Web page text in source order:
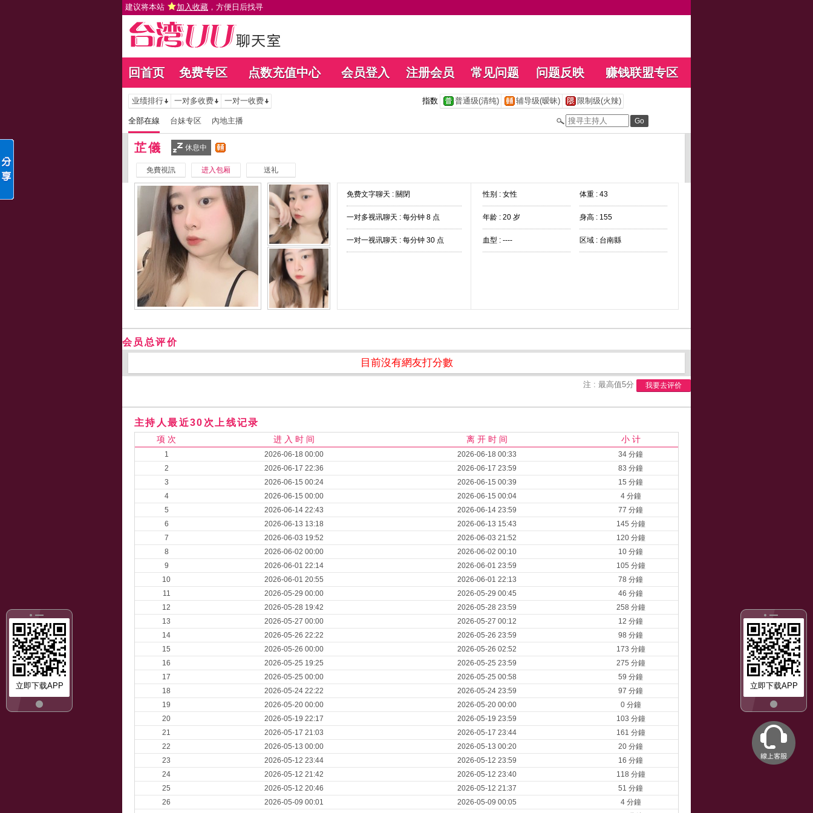
建议将本站 加入收藏 ，方便日后找寻
回首页 免费专区 点数充值中心 会员登入 注册会员 常见问题 问题反映 赚钱联盟专区
立即下载APP
立即下载APP
业绩排行 一对多收费 一对一收费 指数 普通级(清纯) 辅导级(暧昧) 限制级(火辣)
全部在線 台妹专区 內地主播
芷儀 休息中
免費視訊 进入包厢 送礼
免费文字聊天 : 關閉
一对多视讯聊天 : 每分钟 8 点
一对一视讯聊天 : 每分钟 30 点
性别 : 女性 体重 : 43
年龄 : 20 岁 身高 : 155
血型 : ---- 区域 : 台南縣
会员总评价
目前沒有網友打分數
注 : 最高值5分 我要去评价
主持人最近30次上线记录
项 次 进 入 时 间 离 开 时 间 小 计
1 2026-06-18 00:00 2026-06-18 00:33
34 分鐘
2
2026-06-17 22:36 2026-06-17 23:59
83 分鐘
3
2026-06-15 00:24 2026-06-15 00:39
15 分鐘
4
2026-06-15 00:00 2026-06-15 00:04
4 分鐘
5
2026-06-14 22:43 2026-06-14 23:59
77 分鐘
6
2026-06-13 13:18 2026-06-13 15:43
145 分鐘
7
2026-06-03 19:52 2026-06-03 21:52
120 分鐘
8
2026-06-02 00:00 2026-06-02 00:10
10 分鐘
9
2026-06-01 22:14 2026-06-01 23:59
105 分鐘
10
2026-06-01 20:55 2026-06-01 22:13
78 分鐘
11
2026-05-29 00:00 2026-05-29 00:45
46 分鐘
12
2026-05-28 19:42 2026-05-28 23:59
258 分鐘
13
2026-05-27 00:00 2026-05-27 00:12
12 分鐘
14
2026-05-26 22:22 2026-05-26 23:59
98 分鐘
15
2026-05-26 00:00 2026-05-26 02:52
173 分鐘
16
2026-05-25 19:25 2026-05-25 23:59
275 分鐘
17
2026-05-25 00:00 2026-05-25 00:58
59 分鐘
18
2026-05-24 22:22 2026-05-24 23:59
97 分鐘
19
2026-05-20 00:00 2026-05-20 00:00
0 分鐘
20
2026-05-19 22:17 2026-05-19 23:59
103 分鐘
21
2026-05-17 21:03 2026-05-17 23:44
161 分鐘
22
2026-05-13 00:00 2026-05-13 00:20
20 分鐘
23
2026-05-12 23:44 2026-05-12 23:59
16 分鐘
24
2026-05-12 21:42 2026-05-12 23:40
118 分鐘
25
2026-05-12 20:46 2026-05-12 21:37
51 分鐘
26
2026-05-09 00:01 2026-05-09 00:05
4 分鐘